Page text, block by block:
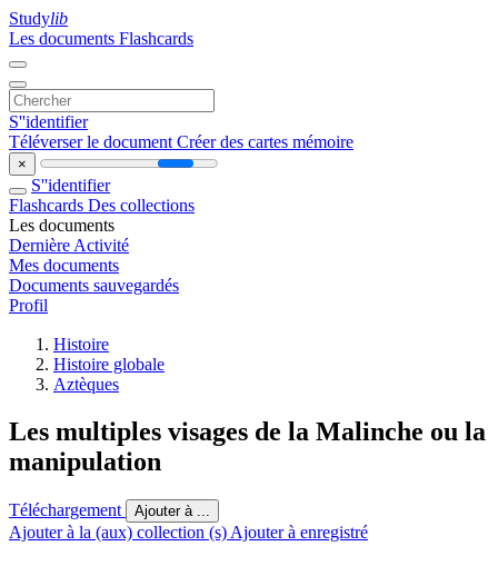
Studylib
Les documents Flashcards
S''identifier
Téléverser le document Créer des cartes mémoire
×
S''identifier
Flashcards Des collections
Les documents
Dernière Activité
Mes documents
Documents sauvegardés
Profil
Histoire
Histoire globale
Aztèques
Les multiples visages de la Malinche ou la
manipulation
Téléchargement Ajouter à ...
Ajouter à la (aux) collection (s) Ajouter à enregistré